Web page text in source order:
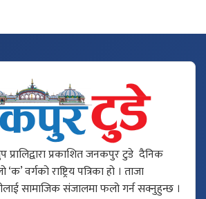
प्रालिद्वारा प्रकाशित जनकपुर टुडे दैनिक
वर्गको राष्ट्रिय पत्रिका हो । ताजा
सामाजिक संजालमा फलो गर्न सक्नुहुन्छ ।